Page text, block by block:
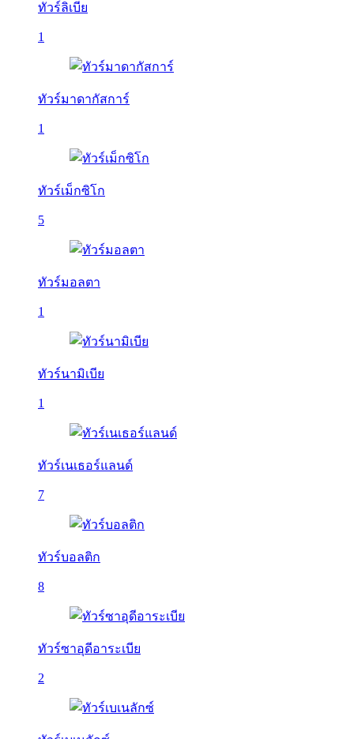
ทัวร์ลิเบีย
1
ทัวร์มาดากัสการ์
1
ทัวร์เม็กซิโก
5
ทัวร์มอลตา
1
ทัวร์นามิเบีย
1
ทัวร์เนเธอร์แลนด์
7
ทัวร์บอลติก
8
ทัวร์ซาอุดีอาระเบีย
2